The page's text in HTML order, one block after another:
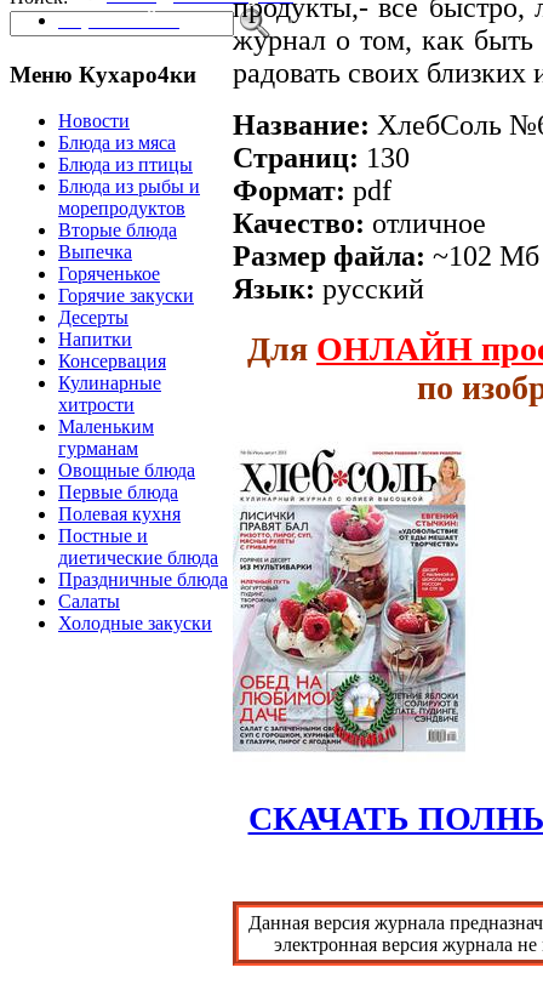
Карта сайта
Меню Кухаро4ки
Новости
Блюда из мяса
Блюда из птицы
Блюда из рыбы и
морепродуктов
Вторые блюда
Выпечка
Горяченькое
Горячие закуски
Десерты
Напитки
Консервация
Кулинарные
хитрости
Маленьким
гурманам
Овощные блюда
Первые блюда
Полевая кухня
Постные и
диетические блюда
Праздничные блюда
Салаты
Холодные закуски
продукты,- все быстро,
журнал о том, как быть
радовать своих близких
Название: ХлебСоль
Страниц: 130
Формат: pdf
Качество: отличное
Размер файла: ~102 Мб
Язык: русский
Для ОНЛАЙН
по
СКАЧАТЬ
Данная версия журнала
электронная версия журнала